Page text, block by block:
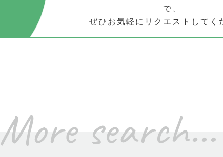
で、
ぜひお気軽にリクエストしてく
More search...